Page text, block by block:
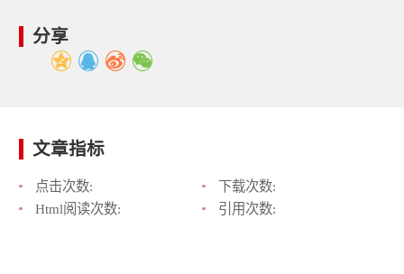
分享
文章指标
点击次数:
下载次数:
Html阅读次数:
引用次数: